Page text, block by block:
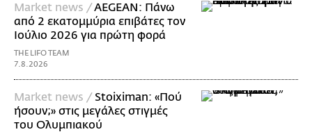
Market news /AEGEAN: Πάνω
από 2 εκατομμύρια επιβάτες τον
Ιούλιο 2026 για πρώτη φορά
THE LIFO TEAM
7.8.2026
Market news / Stoiximan: «Πού
ήσουν;» στις μεγάλες στιγμές
του Ολυμπιακού